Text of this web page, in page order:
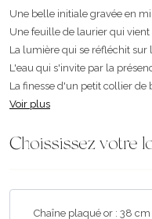
Une belle initiale gravée en
Une feuille de laurier qui
La lumière qui se réfléchit
L'eau qui s'invite par la
La finesse d'un petit collier de
Voir plus
Choississez votre